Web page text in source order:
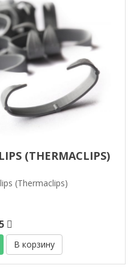
(THERMACLIPS)
(Thermaclips)
В корзину